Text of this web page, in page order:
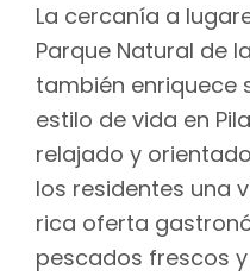
La cercanía a
Parque Natural de
también enriquece
estilo de vida en
relajado y
los residentes una
rica oferta
pescados frescos